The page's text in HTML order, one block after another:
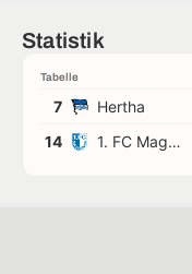
Statistik
Tabelle
7 Hertha
14
1. FC Magdeburg